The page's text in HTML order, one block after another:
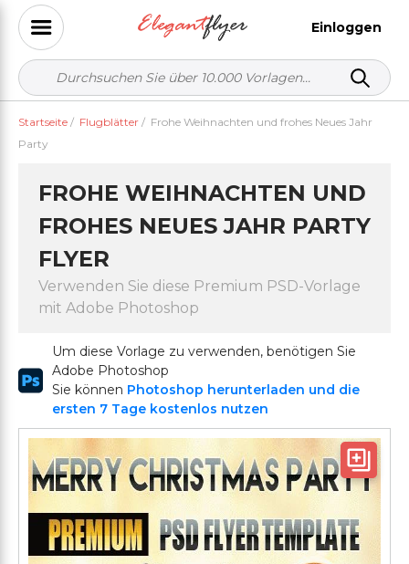
Einloggen
Startseite / Flugblätter / Frohe Weihnachten und frohes Neues Jahr
Party
FROHE WEIHNACHTEN UND
FROHES NEUES JAHR PARTY
FLYER
Verwenden Sie diese Premium PSD-Vorlage
mit Adobe Photoshop
Um diese Vorlage zu verwenden, benötigen Sie
Adobe Photoshop
Sie können Photoshop herunterladen und die
ersten 7 Tage kostenlos nutzen